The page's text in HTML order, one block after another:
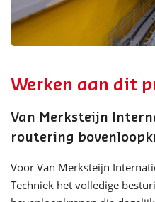
Werken aan dit
Van Merksteijn
routering
Voor Van Merksteijn
Techniek het volledige